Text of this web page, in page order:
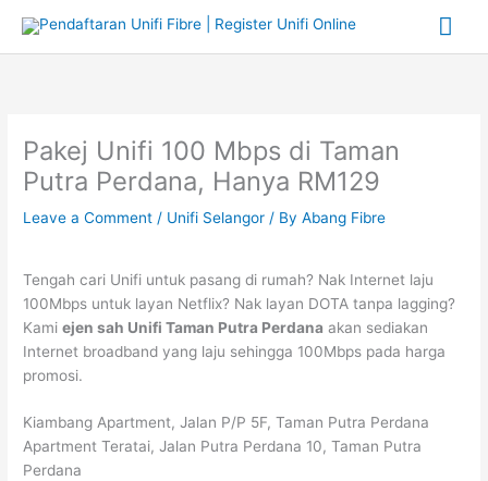
content
Pakej Unifi 100 Mbps di Taman
Putra Perdana, Hanya RM129
Leave a Comment / Unifi Selangor / ByAbang Fibre
Tengah cari Unifi untuk pasang di rumah? Nak Internet laju
100Mbps untuk layan Netflix? Nak layan DOTA tanpa lagging?
Kamiejen sah Unifi Taman Putra Perdana akan sediakan
Internet broadband yang laju sehingga 100Mbps pada harga
promosi.
Kiambang Apartment, Jalan P/P 5F, Taman Putra Perdana
Apartment Teratai, Jalan Putra Perdana 10, Taman Putra
Perdana